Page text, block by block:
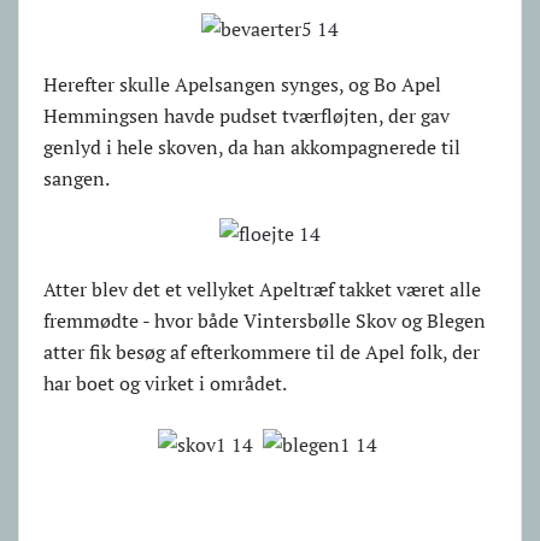
Herefter skulle Apelsangen synges, og Bo Apel
Hemmingsen havde pudset tværfløjten, der gav
genlyd i hele skoven, da han akkompagnerede til
sangen.
Atter blev det et vellyket Apeltræf takket været alle
fremmødte - hvor både Vintersbølle Skov og Blegen
atter fik besøg af efterkommere til de Apel folk, der
har boet og virket i området.